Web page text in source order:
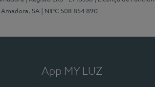
SA
| NIPC 508 854 890
App MY LUZ